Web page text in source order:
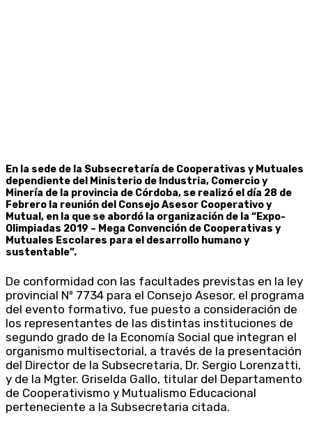
En la sede de la Subsecretaría de Cooperativas y Mutuales
dependiente del Ministerio de Industria, Comercio y
Minería de la provincia de Córdoba, se realizó el día 28 de
Febrero la reunión del Consejo Asesor Cooperativo y
Mutual, en la que se abordó la organización de la “Expo-
Olimpiadas 2019 – Mega Convención de Cooperativas y
Mutuales Escolares para el desarrollo humano y
sustentable”.
De conformidad con las facultades previstas en la ley
provincial Nº 7734 para el Consejo Asesor, el programa
del evento formativo, fue puesto a consideración de
los representantes de las distintas instituciones de
segundo grado de la Economía Social que integran el
organismo multisectorial, a través de la presentación
del Director de la Subsecretaria, Dr. Sergio Lorenzatti,
y de la Mgter. Griselda Gallo, titular del Departamento
de Cooperativismo y Mutualismo Educacional
perteneciente a la Subsecretaria citada.